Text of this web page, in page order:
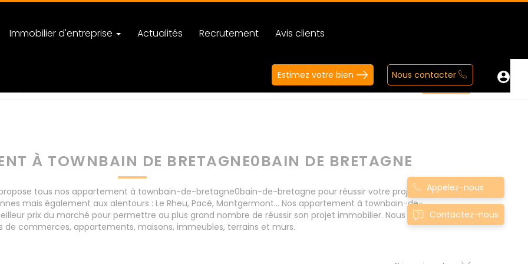
Immobilier d'entreprise Actualités Recrutement Avis clients
Estimez votre bien Nous contacter
À TOWNBAIN DE BRETAGNE0BAIN DE BRETAGNE
tous nos appartement à townbain-de-bretagne0bain-de-bretagne pour réussir votre projet immobilier
mais également aux alentours : Le Rheu, Pacé, Montgermont... Nos appartement à townbain-de-
prix du marché pour permettre au plus grand nombre de réussir son projet immobilier. Nous mettons à
de commerces, appartements, maisons, immeubles, terrains et murs.
Appelez-nous
Contactez-nous